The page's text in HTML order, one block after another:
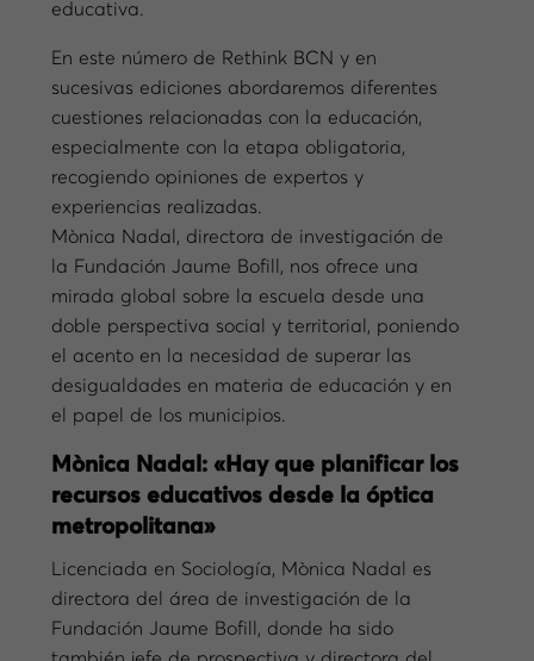
educativa.
En este número de Rethink BCN y en
sucesivas ediciones abordaremos diferentes
cuestiones relacionadas con la educación,
especialmente con la etapa obligatoria,
recogiendo opiniones de expertos y
experiencias realizadas.
Mònica Nadal, directora de investigación de
la Fundación Jaume Bofill, nos ofrece una
mirada global sobre la escuela desde una
doble perspectiva social y territorial, poniendo
el acento en la necesidad de superar las
desigualdades en materia de educación y en
el papel de los municipios.
Mònica Nadal: «Hay que planificar los
recursos educativos desde la óptica
metropolitana»
Licenciada en Sociología, Mònica Nadal es
directora del área de investigación de la
Fundación Jaume Bofill, donde ha sido